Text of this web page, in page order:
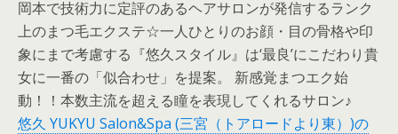
岡本で技術力に定評のあるヘアサロンが発信するランク
上のまつ毛エクステ☆一人ひとりのお顔・目の骨格や印
象にまで考慮する『悠久スタイル』は‘最良’にこだわり貴
女に一番の「似合わせ」を提案。 新感覚まつエク始
動！！本数主流を超える瞳を表現してくれるサロン♪
悠久 YUKYU Salon&Spa (三宮（トアロードより東）)の